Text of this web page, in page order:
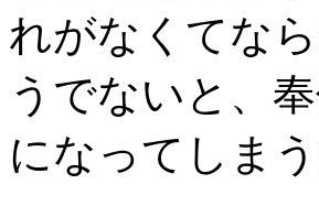
れがなくてな
うでないと、
になってしま